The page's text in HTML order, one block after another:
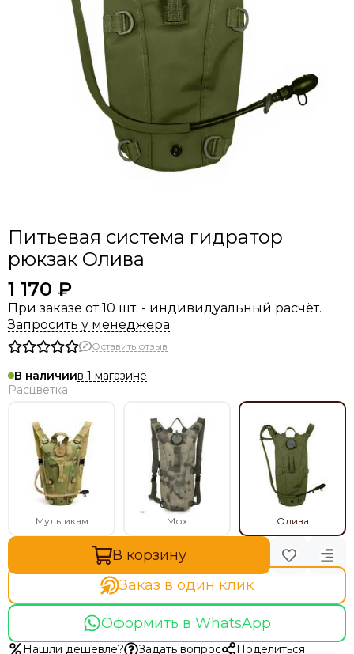
Питьевая система гидратор
рюкзак Олива
1 170 ₽
При заказе от 10 шт. - индивидуальный расчёт.
Запросить у менеджера
Оставить отзыв
В наличиив 1 магазине
Расцветка
Мультикам Мох Олива
В корзину
Заказ в один клик
Оформить в WhatsApp
Нашли дешевле? Задать вопрос Поделиться